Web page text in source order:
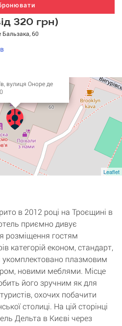
320 грн)
Бальзака, 60
вулиця Оноре де
Leaflet
в 2012 році на Троєщині в
приємно дивує
розміщення гостям
категорій економ, стандарт,
укомплектовано плазмовим
новими меблями. Місце
його зручним як для
охочих побачити
столиці. На цій сторінці
Дельта в Києві через